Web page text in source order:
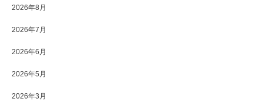
2026年8月
2026年7月
2026年6月
2026年5月
2026年3月